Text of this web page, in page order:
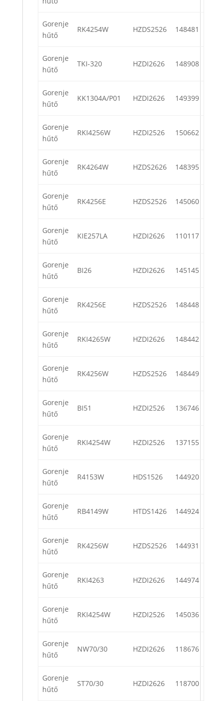
Gorenje
hűtő
RK4254W HZDS2526 148481
Gorenje
hűtő
TKI-320 HZDI2626 148908
Gorenje
hűtő
KK1304A/P01 HZDI2626 149399
Gorenje
hűtő
RKI4256W HZDI2526 150662
Gorenje
hűtő
RK4264W HZDS2626 148395
Gorenje
hűtő
RK4256E HZDS2526 145060
Gorenje
hűtő
KIE257LA HZDI2626 110117
Gorenje
hűtő
BI26 HZDI2626 145145
Gorenje
hűtő
RK4256E HZDS2526 148448
Gorenje
hűtő
RKI4265W HZDI2626 148442
Gorenje
hűtő
RK4256W HZDS2526 148449
Gorenje
hűtő
BI51 HZDI2526 136746
Gorenje
hűtő
RKI4254W HZDI2526 137155
Gorenje
hűtő
R4153W HDS1526 144920
Gorenje
hűtő
RB4149W HTDS1426 144924
Gorenje
hűtő
RK4256W HZDS2526 144931
Gorenje
hűtő
RKI4263 HZDI2626 144974
Gorenje
hűtő
RKI4254W HZDI2526 145036
Gorenje
hűtő
NW70/30 HZDI2626 118676
Gorenje
hűtő
ST70/30 HZDI2626 118700